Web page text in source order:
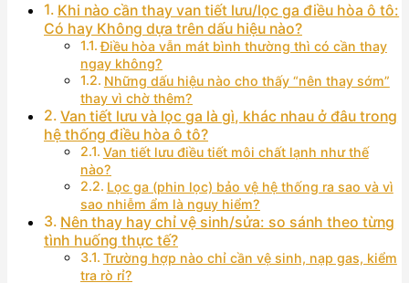
Khi nào cần thay van tiết lưu/lọc ga điều hòa ô tô:
Có hay Không dựa trên dấu hiệu nào?
Điều hòa vẫn mát bình thường thì có cần thay
ngay không?
Những dấu hiệu nào cho thấy “nên thay sớm”
thay vì chờ thêm?
Van tiết lưu và lọc ga là gì, khác nhau ở đâu trong
hệ thống điều hòa ô tô?
Van tiết lưu điều tiết môi chất lạnh như thế
nào?
Lọc ga (phin lọc) bảo vệ hệ thống ra sao và vì
sao nhiễm ẩm là nguy hiểm?
Nên thay hay chỉ vệ sinh/sửa: so sánh theo từng
tình huống thực tế?
Trường hợp nào chỉ cần vệ sinh, nạp gas, kiểm
tra rò rỉ?